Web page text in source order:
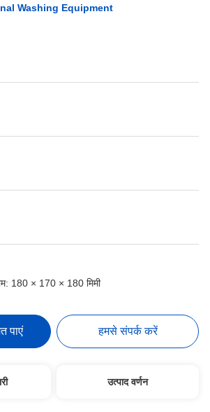
Washing Equipment
180 × 170 × 180 मिमी
पाएं हमसे संपर्क करें
उत्पाद वर्णन